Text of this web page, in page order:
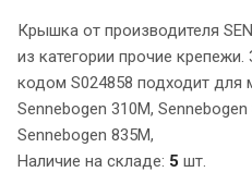
Крышка от производителя
из категории прочие
кодом S024858 подходит для
Sennebogen 310M,
Sennebogen 835M,
Наличие на складе: 5 шт.